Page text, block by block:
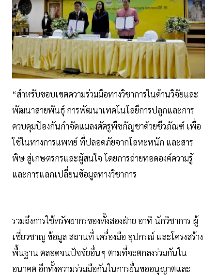
“สำหรับขอบเขตความร่วมมือทางวิชาการในด้านวิจัยและ
พัฒนาสายพันธุ์ การพัฒนาเทคโนโลยีการปลูกและการ
ควบคุมป้องกันกำจัดแมลงศัตรูพืชกัญชาด้วยชีวภัณฑ์ เพื่อ
ใช้ในทางการแพทย์ ที่ปลอดภัยจากโลหะหนัก และสาร
พิษ สู่เกษตรกรและผู้สนใจ โดยการถ่ายทอดองค์ความรู้
และการแลกเปลี่ยนข้อมูลทางวิชาการ
รวมถึงการใช้ทรัพยากรของทั้งสองฝ่าย อาทิ นักวิชาการ ผู้
เชี่ยวชาญ ข้อมูล สถานที่ เครื่องมือ อุปกรณ์ และโครงสร้าง
พื้นฐาน ตลอดจนปัจจัยอื่นๆ ตามที่จะตกลงร่วมกันใน
อนาคต อีกทั้งความร่วมมือกันในการยื่นขออนุญาตและ